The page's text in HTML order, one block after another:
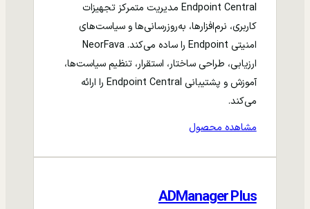
Endpoint Central مدیریت متمرکز تجهیزات
کاربری، نرم‌افزارها، به‌روزرسانی‌ها و سیاست‌های
امنیتی Endpoint را ساده می‌کند. NeorFava
ارزیابی، طراحی ساختار، استقرار، تنظیم سیاست‌ها،
آموزش و پشتیبانی Endpoint Central را ارائه
می‌کند.
مشاهده محصول
ADManager Plus